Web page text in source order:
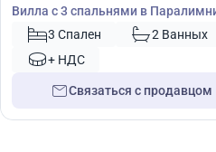
Вилла с 3 спальнями в
Кипр № 37822
3 Спален 2 Ванных
+ НДС
Связаться с продавцом